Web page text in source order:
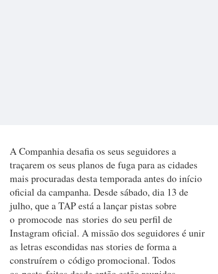
A Companhia desafia os seus seguidores a
traçarem os seus planos de fuga para as cidades
mais procuradas desta temporada antes do início
oficial da campanha. Desde sábado, dia 13 de
julho, que a TAP está a lançar pistas sobre
o promocode nas stories do seu perfil de
Instagram oficial. A missão dos seguidores é unir
as letras escondidas nas stories de forma a
construírem o código promocional. Todos